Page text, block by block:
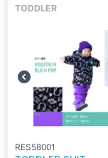
TODDLER
RES58001